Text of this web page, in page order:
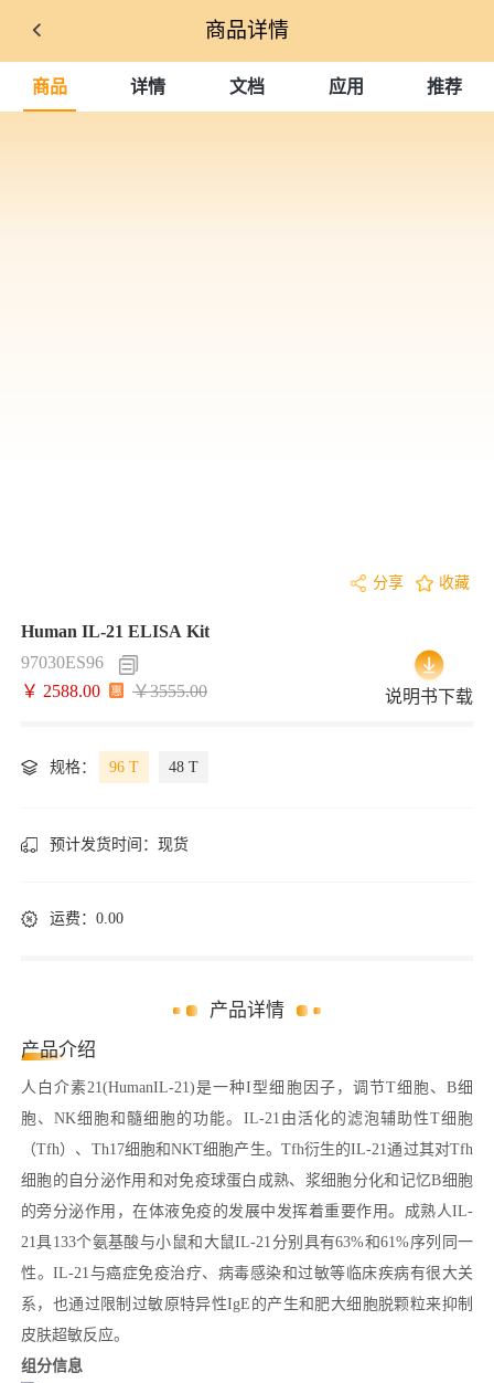
商品详情
商品 详情 文档 应用 推荐
分享 收藏
Human IL-21 ELISA Kit
97030ES96
￥ 2588.00
￥3555.00 说明书下载
规格： 96 T 48 T
预计发货时间： 现货
运费：0.00
产品详情
产品介绍
人白介素21(HumanIL-21)是一种I型细胞因子，调节T细胞、B细
胞、NK细胞和髓细胞的功能。IL-21由活化的滤泡辅助性T细胞
（Tfh）、Th17细胞和NKT细胞产生。Tfh衍生的IL-21通过其对Tfh
细胞的自分泌作用和对免疫球蛋白成熟、浆细胞分化和记忆B细胞
的旁分泌作用，在体液免疫的发展中发挥着重要作用。成熟人IL-
21具133个氨基酸与小鼠和大鼠IL-21分别具有63%和61%序列同一
性。IL-21与癌症免疫治疗、病毒感染和过敏等临床疾病有很大关
系，也通过限制过敏原特异性IgE的产生和肥大细胞脱颗粒来抑制
皮肤超敏反应。
组分信息